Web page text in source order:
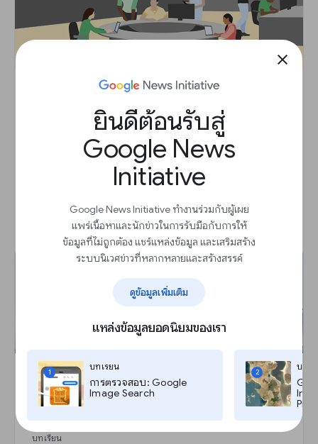
close
ยินดีต้อนรับสู่
Google News
Initiative
Google News Initiative ทำงานร่วมกับผู้เผย
แพร่เนื้อหาและนักข่าวในการรับมือกับการให้
ข้อมูลที่ไม่ถูกต้อง แชร์แหล่งข้อมูล และเสริมสร้าง
ระบบนิเวศข่าวที่หลากหลายและสร้างสรรค์
ดูข้อมูลเพิ่มเติม
แหล่งข้อมูลยอดนิยมของเรา
1
บทเรียน
การตรวจสอบ: Google
Image Search
2
บทเ
Pro,
Google News Archive: เข้าถึงอดีต
ค้นพบการตีพิมพ์แบบดิจิตอลที่ผ่านมาและหนังสือพิมพ์ที่
เริ่มต้น
Global Fishing Watch: ติดตามความเป็นไปของ
บทเรียน